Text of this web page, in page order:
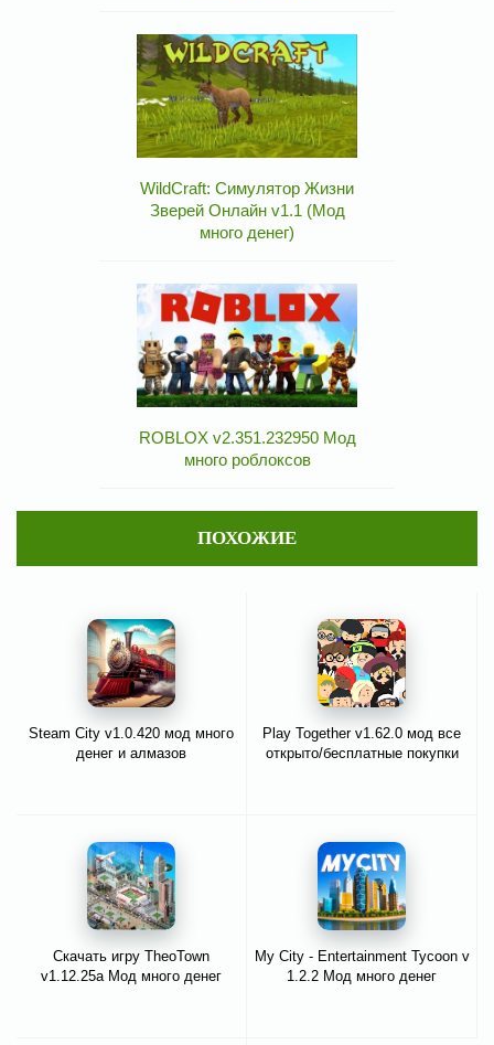
WildCraft: Симулятор Жизни
Зверей Онлайн v1.1 (Мод
много денег)
ROBLOX v2.351.232950 Мод
много роблоксов
ПОХОЖИЕ
Steam City v1.0.420 мод много
денег и алмазов
Play Together v1.62.0 мод все
открыто/бесплатные покупки
Скачать игру TheoTown
v1.12.25a Мод много денег
My City - Entertainment Tycoon v
1.2.2 Мод много денег